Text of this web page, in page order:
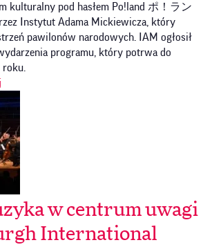
kulturalny pod hasłem Po!land ポ！ラン
Instytut Adama Mickiewicza, który
pawilonów narodowych. IAM ogłosił
programu, który potrwa do
w centrum uwagi
International